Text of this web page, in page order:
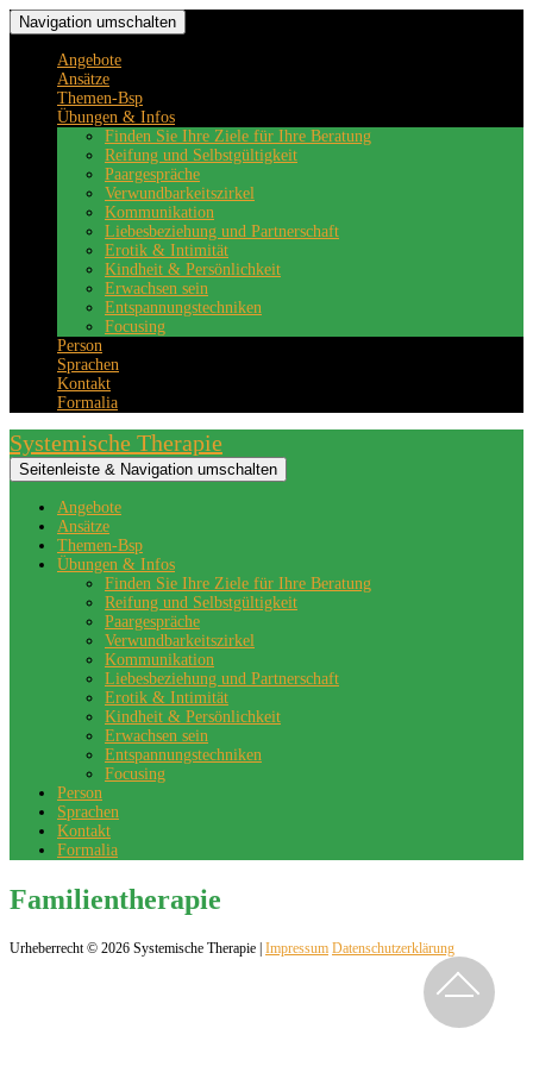
Navigation umschalten
Angebote
Ansätze
Themen-Bsp
Übungen & Infos
Finden Sie Ihre Ziele für Ihre Beratung
Reifung und Selbstgültigkeit
Paargespräche
Verwundbarkeitszirkel
Kommunikation
Liebesbeziehung und Partnerschaft
Erotik & Intimität
Kindheit & Persönlichkeit
Erwachsen sein
Entspannungstechniken
Focusing
Person
Sprachen
Kontakt
Formalia
Systemische Therapie
Seitenleiste & Navigation umschalten
Angebote
Ansätze
Themen-Bsp
Übungen & Infos
Finden Sie Ihre Ziele für Ihre Beratung
Reifung und Selbstgültigkeit
Paargespräche
Verwundbarkeitszirkel
Kommunikation
Liebesbeziehung und Partnerschaft
Erotik & Intimität
Kindheit & Persönlichkeit
Erwachsen sein
Entspannungstechniken
Focusing
Person
Sprachen
Kontakt
Formalia
Familientherapie
Urheberrecht © 2026 Systemische Therapie | Impressum Datenschutzerklärung